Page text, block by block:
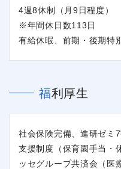
4週8休制（月9日程度）
※年間休日数113日
有給休暇、前期・後期特
福利厚生
社会保険完備、進研ゼミ
支援制度（保育園手当・
ッセグループ共済会（医